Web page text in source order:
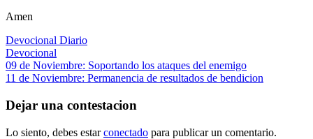
Amen
Devocional Diario
Devocional
Navegación
de
entradas
Entrada
anterior:
09 de Noviembre: Soportando los ataques del enemigo
Siguiente
11 de Noviembre: Permanencia de resultados de bendicion
Dejar una contestacion
Lo siento, debes estarconectado para publicar un comentario.